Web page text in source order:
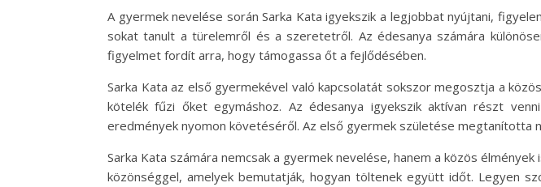
A gyermek nevelése során Sarka Kata igyekszik a legjobbat nyújtani,
sokat tanult a türelemről és a szeretetről. Az édesanya számára
figyelmet fordít arra, hogy támogassa őt a fejlődésében.
Sarka Kata az első gyermekével való kapcsolatát sokszor megosztja a
kötelék fűzi őket egymáshoz. Az édesanya igyekszik aktívan részt
eredmények nyomon követéséről. Az első gyermek születése
Sarka Kata számára nemcsak a gyermek nevelése, hanem a közös
közönséggel, amelyek bemutatják, hogyan töltenek együtt időt. Legyen